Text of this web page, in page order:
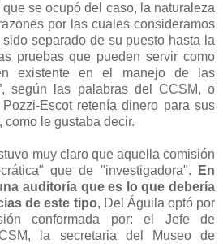
que se ocupó del caso, la naturaleza
por las cuales consideramos
separado de su puesto hasta la
pruebas que pueden servir como
existente en el manejo de las
según las palabras del CCSM, o
Escot retenía dinero para sus
como le gustaba decir.
muy claro que aquella comisión
que de "investigadora".
En
auditoría que es lo que debería
de este tipo, Del Águila optó por
conformada por: el Jefe de
la secretaria del Museo de